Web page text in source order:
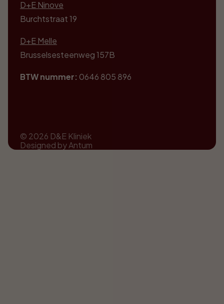
D+E Ninove
Burchtstraat 19
D+E Melle
Brusselsesteenweg 157B
BTW nummer: 0646 805 896
© 2026 D&E Kliniek
Designed by Antum